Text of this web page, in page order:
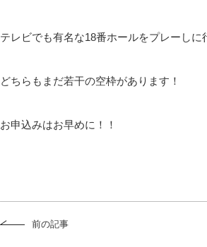
テレビでも有名な18番ホールをプレーしに
どちらもまだ若干の空枠があります！
お申込みはお早めに！！
前の記事